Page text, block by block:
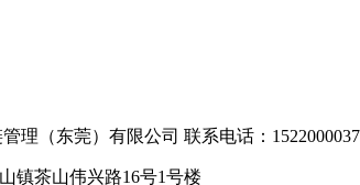
理（东莞）有限公司 联系电话：
镇茶山伟兴路16号1号楼